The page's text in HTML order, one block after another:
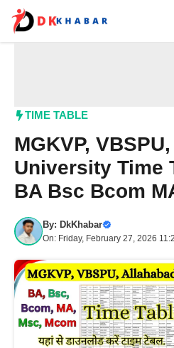
content
TIME TABLE
MGKVP,
University Time
BA Bsc Bcom
By: DkKhabar
On: Friday, February 27, 2026